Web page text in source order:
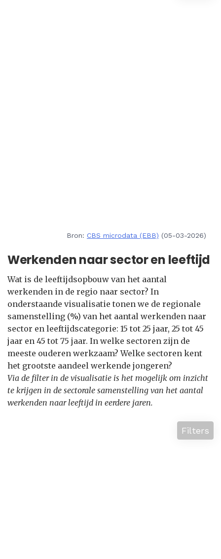
Bron: CBS microdata (EBB) (05-03-2026)
Werkenden naar sector en leeftijd
Wat is de leeftijdsopbouw van het aantal
werkenden in de regio naar sector? In
onderstaande visualisatie tonen we de regionale
samenstelling (%) van het aantal werkenden naar
sector en leeftijdscategorie: 15 tot 25 jaar, 25 tot 45
jaar en 45 tot 75 jaar. In welke sectoren zijn de
meeste ouderen werkzaam? Welke sectoren kent
het grootste aandeel werkende jongeren?
Via de filter in de visualisatie is het mogelijk om inzicht
te krijgen in de sectorale samenstelling van het aantal
werkenden naar leeftijd in eerdere jaren.
Filters